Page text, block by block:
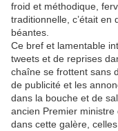
froid et méthodique,
traditionnelle, c’était
béantes.
Ce bref et lamentable
tweets et de reprises
chaîne se frottent sans
de publicité et les
dans la bouche et de
ancien Premier ministre
dans cette galère,